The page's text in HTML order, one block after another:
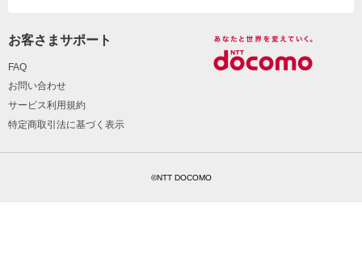
お客さまサポート
FAQ
お問い合わせ
サービス利用規約
特定商取引法に基づく表示
©NTT DOCOMO